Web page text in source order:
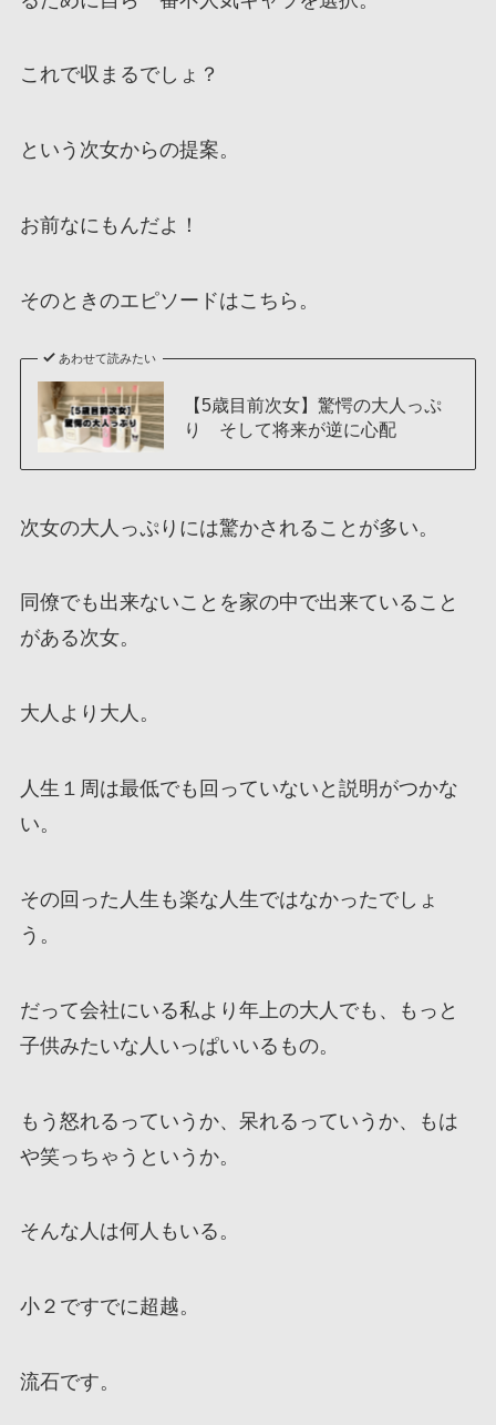
これで収まるでしょ？
という次女からの提案。
お前なにもんだよ！
そのときのエピソードはこちら。
あわせて読みたい
【5歳目前次女】驚愕の大人っぷ
り そして将来が逆に心配
次女の大人っぷりには驚かされることが多い。
同僚でも出来ないことを家の中で出来ていること
がある次女。
大人より大人。
人生１周は最低でも回っていないと説明がつかな
い。
その回った人生も楽な人生ではなかったでしょ
う。
だって会社にいる私より年上の大人でも、もっと
子供みたいな人いっぱいいるもの。
もう怒れるっていうか、呆れるっていうか、もは
や笑っちゃうというか。
そんな人は何人もいる。
小２ですでに超越。
流石です。